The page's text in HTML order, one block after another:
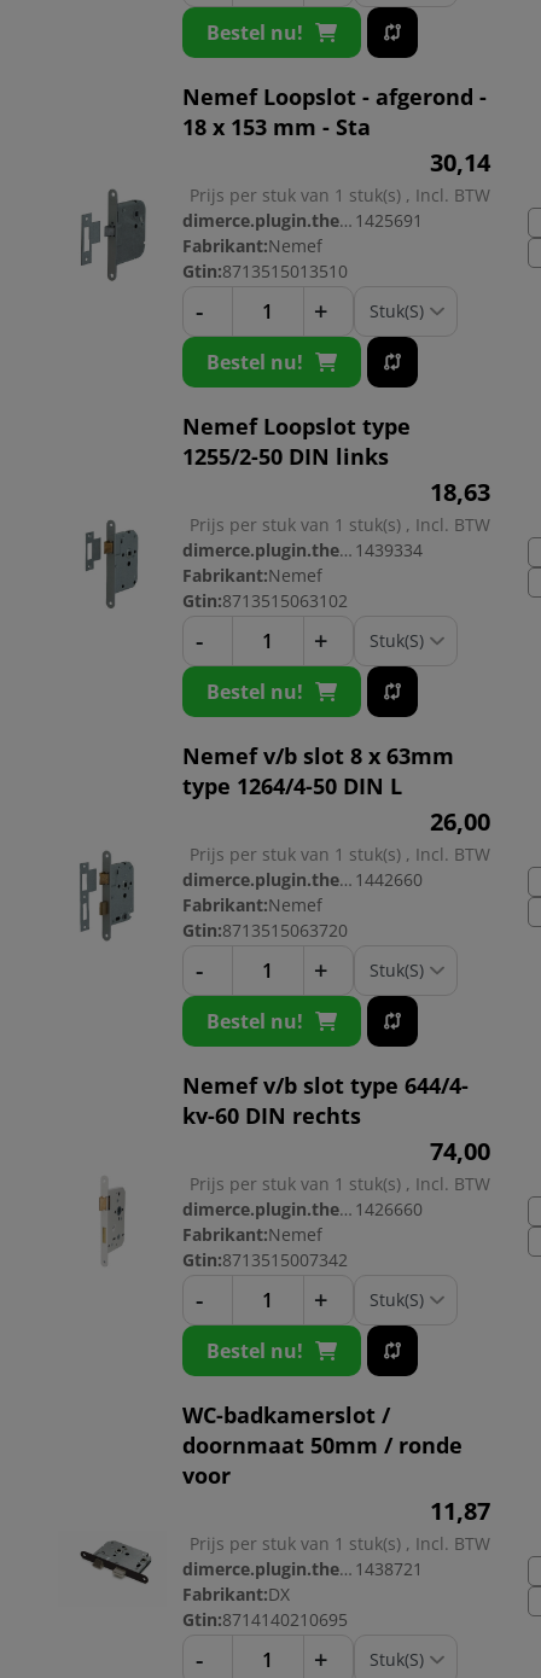
Bestel nu!
Nemef Loopslot - afgerond -
18 x 153 mm - Sta
30,14
Prijs per stuk van 1 stuk(s) , Incl. BTW
dimerce.plugin.theme.productnr: 1425691
Fabrikant:Nemef
Gtin:8713515013510
- +
Bestel nu!
Nemef Loopslot type
1255/2-50 DIN links
18,63
Prijs per stuk van 1 stuk(s) , Incl. BTW
dimerce.plugin.theme.productnr: 1439334
Fabrikant:Nemef
Gtin:8713515063102
- +
Bestel nu!
Nemef v/b slot 8 x 63mm
type 1264/4-50 DIN L
26,00
Prijs per stuk van 1 stuk(s) , Incl. BTW
dimerce.plugin.theme.productnr: 1442660
Fabrikant:Nemef
Gtin:8713515063720
- +
Bestel nu!
Nemef v/b slot type 644/4-
kv-60 DIN rechts
74,00
Prijs per stuk van 1 stuk(s) , Incl. BTW
dimerce.plugin.theme.productnr: 1426660
Fabrikant:Nemef
Gtin:8713515007342
- +
Bestel nu!
WC-badkamerslot /
doornmaat 50mm / ronde
voor
11,87
Prijs per stuk van 1 stuk(s) , Incl. BTW
dimerce.plugin.theme.productnr: 1438721
Fabrikant:DX
Gtin:8714140210695
- +